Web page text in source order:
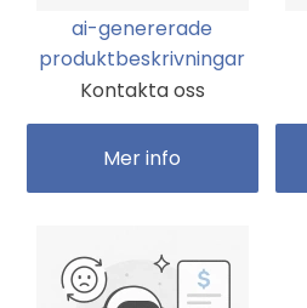
ai-genererade
produktbeskrivningar
Kontakta oss
Mer info